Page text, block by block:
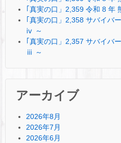
｢真実の口」2,359 令和 8 年
｢真実の口」2,358 サバイバ
ⅳ ～
｢真実の口」2,357 サバイバ
ⅲ ～
アーカイブ
2026年8月
2026年7月
2026年6月